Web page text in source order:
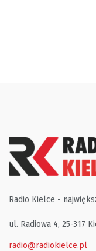
Radio Kielce -
ul. Radiowa 4, 25-317
radio@radiokielce.pl